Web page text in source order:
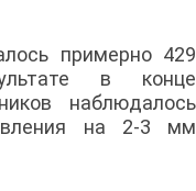
примерно 429
в конце
наблюдалось
на 2-3 мм